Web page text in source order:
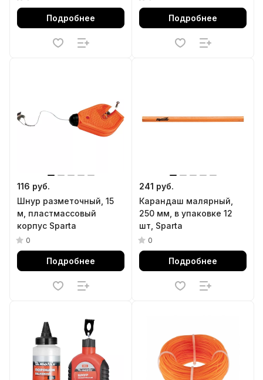
Подробнее Подробнее
116 руб.
Шнур разметочный, 15
м, пластмассовый
корпус Sparta
0
Подробнее
241 руб.
Карандаш малярный,
250 мм, в упаковке 12
шт, Sparta
0
Подробнее